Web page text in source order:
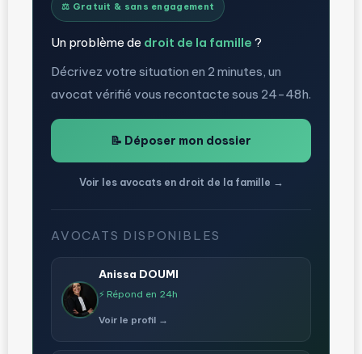
⚖️ Gratuit & sans engagement
Un problème de droit de la famille ?
Décrivez votre situation en 2 minutes, un
avocat vérifié vous recontacte sous 24-48h.
📝 Déposer mon dossier
Voir les avocats en droit de la famille →
AVOCATS DISPONIBLES
Anissa DOUMI
⚡ Répond en 24h
Voir le profil →